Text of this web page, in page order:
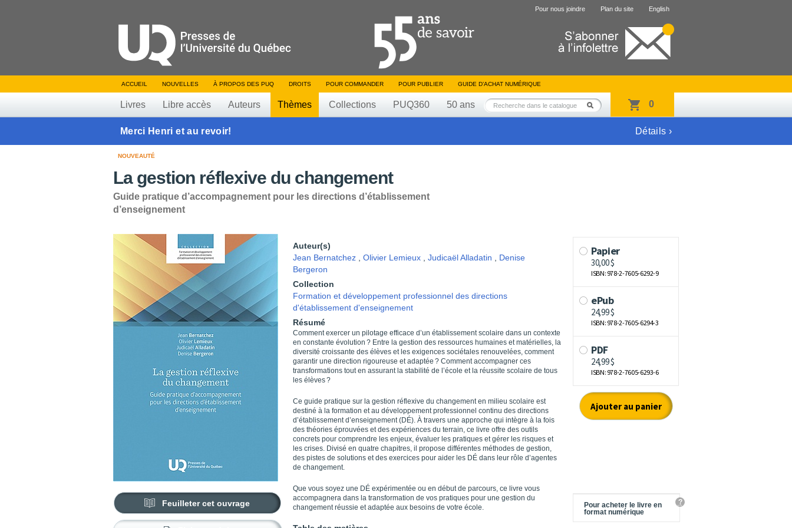
Pour nous joindre Plan du site English
ACCUEIL NOUVELLES À PROPOS DES PUQ DROITS POUR COMMANDER POUR PUBLIER GUIDE D’ACHAT NUMÉRIQUE
Livres Libre accès Auteurs Thèmes Collections PUQ360 50 ans 0
Merci Henri et au revoir! Détails ›
NOUVEAUTÉ
La gestion réflexive du changement
Guide pratique d’accompagnement pour les directions d’établissement
d’enseignement
Feuilleter cet ouvrage
Auteur(s)
Jean Bernatchez
Olivier Lemieux Judicaël Alladatin
Denise
Bergeron
Collection
Formation et développement professionnel des directions
d'établissement d'enseignement
Résumé
Comment exercer un pilotage efficace d’un établissement scolaire dans un contexte
en constante évolution ? Entre la gestion des ressources humaines et matérielles, la
diversité croissante des élèves et les exigences sociétales renouvelées, comment
garantir une direction rigoureuse et adaptée ? Comment accompagner ces
transformations tout en assurant la stabilité de l’école et la réussite scolaire de tous
les élèves ?
Ce guide pratique sur la gestion réflexive du changement en milieu scolaire est
destiné à la formation et au développement professionnel continu des directions
d’établissement d’enseignement (DÉ). À travers une approche qui intègre à la fois
des théories éprouvées et des expériences du terrain, ce livre offre des outils
concrets pour comprendre les enjeux, évaluer les pratiques et gérer les risques et
les crises. Divisé en quatre chapitres, il propose différentes méthodes de gestion,
des pistes de solutions et des exercices pour aider les DÉ dans leur rôle d’agentes
de changement.
Que vous soyez une DÉ expérimentée ou en début de parcours, ce livre vous
accompagnera dans la transformation de vos pratiques pour une gestion du
changement réussie et adaptée aux besoins de votre école.
Pour acheter le livre en
format numérique
?